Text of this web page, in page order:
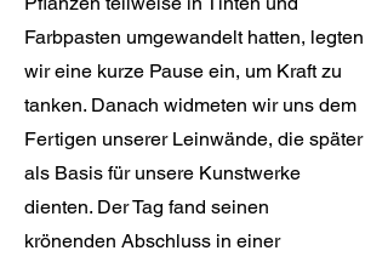
Farbpasten umgewandelt hatten, legten
wir eine kurze Pause ein, um Kraft zu
tanken. Danach widmeten wir uns dem
Fertigen unserer Leinwände, die später
als Basis für unsere Kunstwerke
dienten. Der Tag fand seinen
krönenden Abschluss in einer